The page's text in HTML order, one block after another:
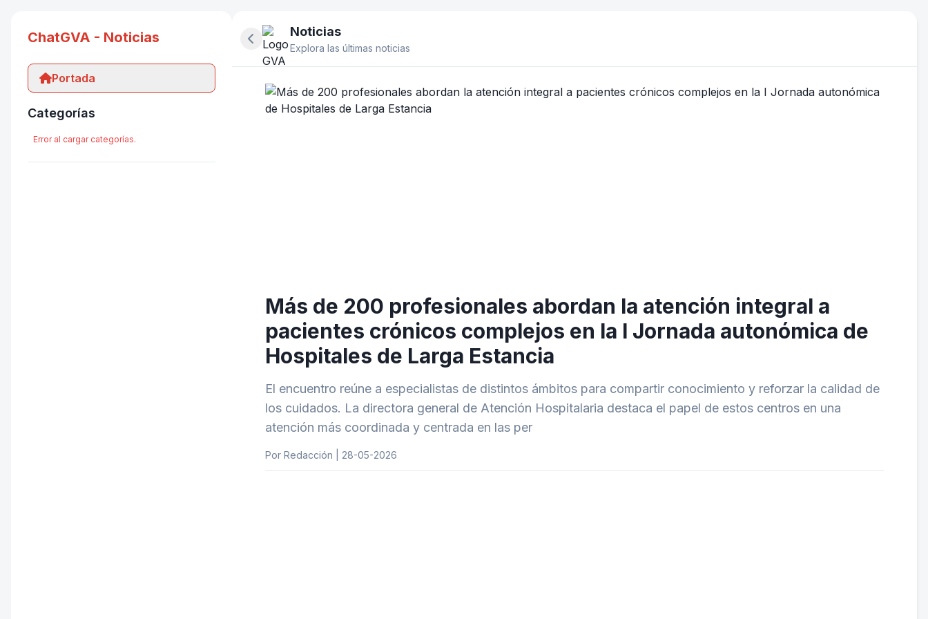
ChatGVA - Noticias
Portada
Categorías
Error al cargar categorías.
Ocultar panel lateral
Noticias
Explora las últimas noticias
Más de 200 profesionales abordan la atención integral a
pacientes crónicos complejos en la I Jornada autonómica de
Hospitales de Larga Estancia
El encuentro reúne a especialistas de distintos ámbitos para compartir conocimiento y reforzar la calidad de
los cuidados. La directora general de Atención Hospitalaria destaca el papel de estos centros en una
atención más coordinada y centrada en las per
Por Redacción | 28-05-2026